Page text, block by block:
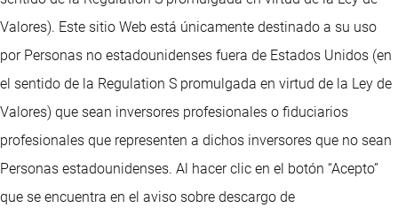
Valores). Este sitio Web está únicamente destinado a su uso
por Personas no estadounidenses fuera de Estados Unidos (en
el sentido de la Regulation S promulgada en virtud de la Ley de
Valores) que sean inversores profesionales o fiduciarios
profesionales que representen a dichos inversores que no sean
Personas estadounidenses. Al hacer clic en el botón “Acepto”
que se encuentra en el aviso sobre descargo de